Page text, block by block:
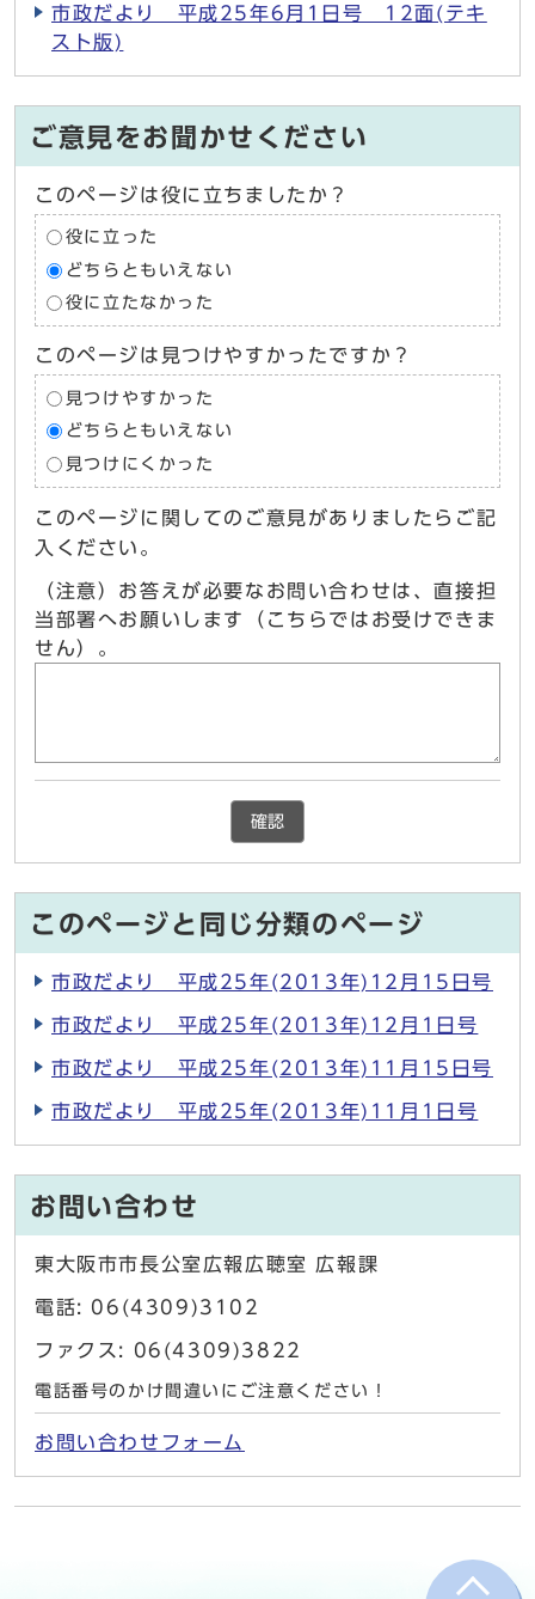
市政だより 平成25年6月1日号 12面(テキ
スト版)
ご意見をお聞かせください
このページは役に立ちましたか？
役に立った
どちらともいえない
役に立たなかった
このページは見つけやすかったですか？
見つけやすかった
どちらともいえない
見つけにくかった
このページに関してのご意見がありましたらご記
入ください。
（注意）お答えが必要なお問い合わせは、直接担
当部署へお願いします（こちらではお受けできま
せん）。
確認
このページと同じ分類のページ
市政だより 平成25年(2013年)12月15日号
市政だより 平成25年(2013年)12月1日号
市政だより 平成25年(2013年)11月15日号
市政だより 平成25年(2013年)11月1日号
お問い合わせ
東大阪市市長公室広報広聴室 広報課
電話: 06(4309)3102
ファクス: 06(4309)3822
電話番号のかけ間違いにご注意ください！
お問い合わせフォーム